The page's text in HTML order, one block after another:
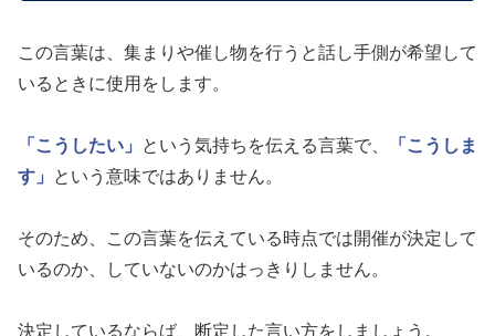
この言葉は、集まりや催し物を行うと話し手側が希望して
いるときに使用をします。
「こうしたい」 という気持ちを伝える言葉で、
「こうしま
す」
という意味ではありません。
そのため、この言葉を伝えている時点では開催が決定して
いるのか、していないのかはっきりしません。
決定しているならば、断定した言い方をしましょう。